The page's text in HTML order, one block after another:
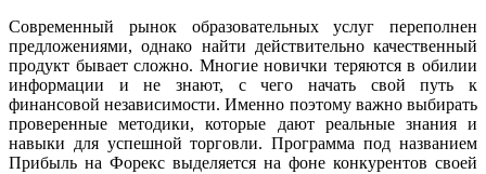
Современный рынок образовательных услуг переполнен
предложениями, однако найти действительно качественный
продукт бывает сложно. Многие новички теряются в обилии
информации и не знают, с чего начать свой путь к
финансовой независимости. Именно поэтому важно выбирать
проверенные методики, которые дают реальные знания и
навыки для успешной торговли. Программа под названием
Прибыль на Форекс выделяется на фоне конкурентов своей